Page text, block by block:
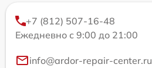
+7 (812) 507-16-48
Ежедневно с 9:00 до 21:00
info@ardor-repair-center.ru